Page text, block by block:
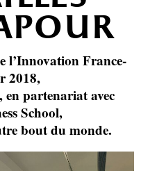
AU MAGAZINE
l’Innovation France-
2018,
en partenariat avec
School,
bout du monde.